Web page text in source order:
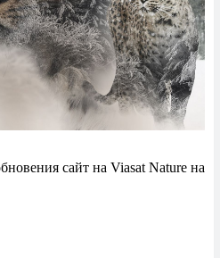
сайт на Viasat Natureна